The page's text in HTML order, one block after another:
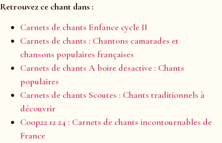
Retrouvez ce chant dans :
Carnets de chants Enfance cycle II
Carnets de chants : Chantons camarades et
chansons populaires françaises
Carnets de chants A boire desactive : Chants
populaires
Carnets de chants Scoutes : Chants traditionnels à
découvrir
Coop22 12 24 : Carnets de chants incontournables de
France